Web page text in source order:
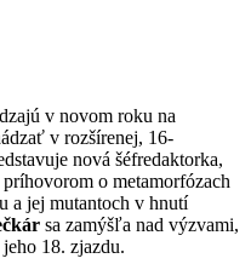
v novom roku na
v rozšírenej, 16-
nová šéfredaktorka,
príhovorom o metamorfózach
a jej mutantoch v hnutí
sa zamýšľa nad výzvami,
18. zjazdu.